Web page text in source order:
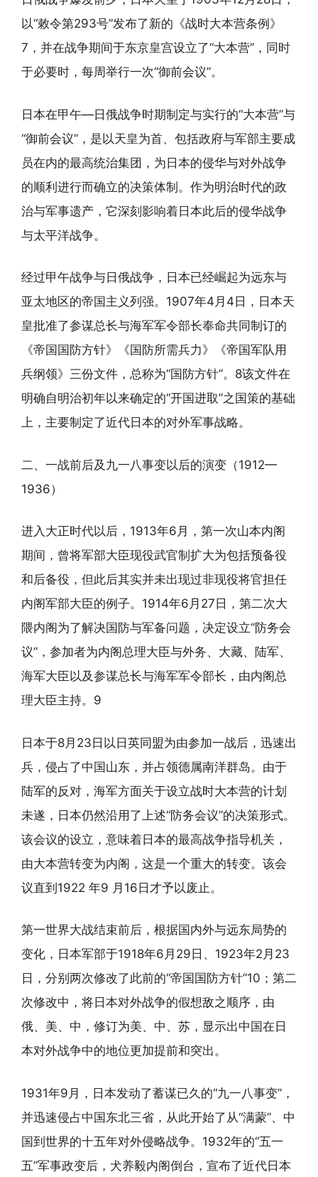
以“敕令第293号”发布了新的《战时大本营条例》
7，并在战争期间于东京皇宫设立了“大本营”，同时
于必要时，每周举行一次“御前会议”。
日本在甲午—日俄战争时期制定与实行的“大本营”与
“御前会议”，是以天皇为首、包括政府与军部主要成
员在内的最高统治集团，为日本的侵华与对外战争
的顺利进行而确立的决策体制。作为明治时代的政
治与军事遗产，它深刻影响着日本此后的侵华战争
与太平洋战争。
经过甲午战争与日俄战争，日本已经崛起为远东与
亚太地区的帝国主义列强。1907年4月4日，日本天
皇批准了参谋总长与海军军令部长奉命共同制订的
《帝国国防方针》《国防所需兵力》《帝国军队用
兵纲领》三份文件，总称为“国防方针”。8该文件在
明确自明治初年以来确定的“开国进取”之国策的基础
上，主要制定了近代日本的对外军事战略。
二、一战前后及九一八事变以后的演变（1912—
1936）
进入大正时代以后，1913年6月，第一次山本内阁
期间，曾将军部大臣现役武官制扩大为包括预备役
和后备役，但此后其实并未出现过非现役将官担任
内阁军部大臣的例子。1914年6月27日，第二次大
隈内阁为了解决国防与军备问题，决定设立“防务会
议”，参加者为内阁总理大臣与外务、大藏、陆军、
海军大臣以及参谋总长与海军军令部长，由内阁总
理大臣主持。9
日本于8月23日以日英同盟为由参加一战后，迅速出
兵，侵占了中国山东，并占领德属南洋群岛。由于
陆军的反对，海军方面关于设立战时大本营的计划
未遂，日本仍然沿用了上述“防务会议”的决策形式。
该会议的设立，意味着日本的最高战争指导机关，
由大本营转变为内阁，这是一个重大的转变。该会
议直到1922 年9 月16日才予以废止。
第一世界大战结束前后，根据国内外与远东局势的
变化，日本军部于1918年6月29日、1923年2月23
日，分别两次修改了此前的“帝国国防方针”10；第二
次修改中，将日本对外战争的假想敌之顺序，由
俄、美、中，修订为美、中、苏，显示出中国在日
本对外战争中的地位更加提前和突出。
1931年9月，日本发动了蓄谋已久的“九一八事变”，
并迅速侵占中国东北三省，从此开始了从“满蒙”、中
国到世界的十五年对外侵略战争。1932年的“五一
五”军事政变后，犬养毅内阁倒台，宣布了近代日本